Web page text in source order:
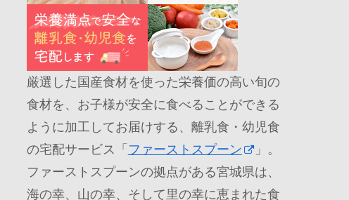
厳選した国産食材を使った栄養価の高い旬の
食材を、お子様が安全に食べることができる
ように加工してお届けする、離乳食・幼児食
の宅配サービス「 ファーストスプーン
」。
ファーストスプーンの拠点がある宮城県は、
海の幸、山の幸、そして里の幸に恵まれた食